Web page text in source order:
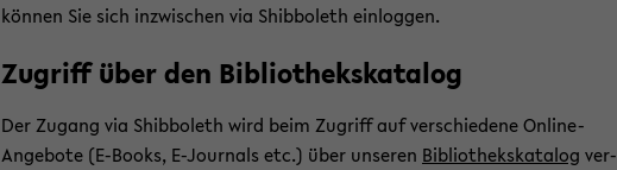
kön­nen Sie sich in­zwi­schen via Shib­bo­leth ein­log­gen.
Zu­griff über den Bi­blio­theks­ka­ta­log
Der Zu­gang via Shib­bo­leth wird beim Zu­griff auf ver­schie­de­ne Online-​
Angebote (E-​Books, E-​Journals etc.) über un­se­ren Bi­blio­theks­ka­ta­log ver­